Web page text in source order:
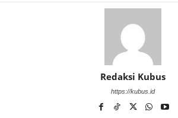
Redaksi Kubus
https://kubus.id